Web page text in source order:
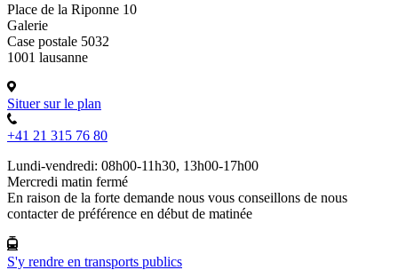
Place de la Riponne 10
Galerie
Case postale 5032
1001 lausanne
Situer sur le plan
+41 21 315 76 80
Lundi-vendredi: 08h00-11h30, 13h00-17h00
Mercredi matin fermé
En raison de la forte demande nous vous conseillons de nous
contacter de préférence en début de matinée
S'y rendre en transports publics